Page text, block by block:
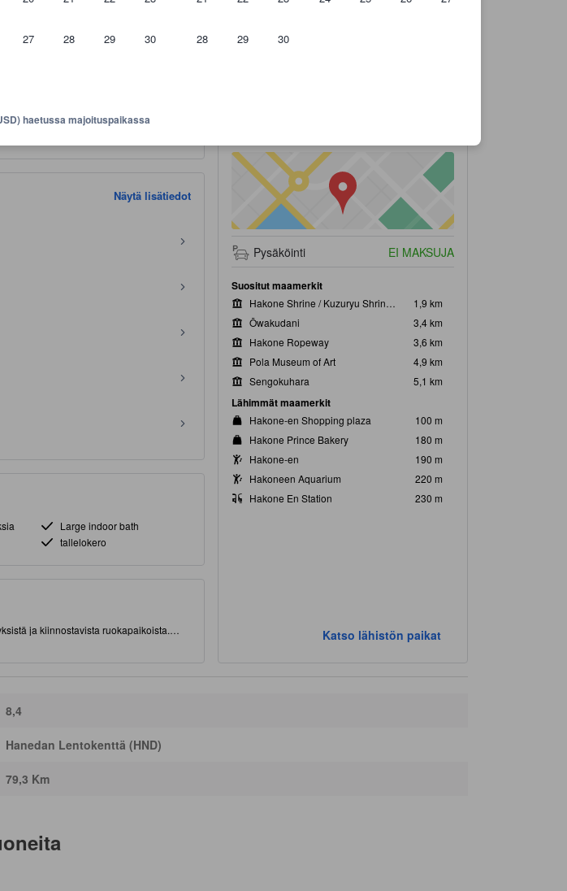
27 28 29 30 28 29 30
haetussa majoituspaikassa
250-0592
Näytä lisätiedot
Large indoor bath
tallelokero
ja kiinnostavista ruokapaikoista.
Pysäköinti EI MAKSUJA
Suositut maamerkit
Hakone Shrine / Kuzuryu Shrine Singu
1,9 km
Ōwakudani
3,4 km
Hakone Ropeway
3,6 km
Pola Museum of Art
4,9 km
Sengokuhara
5,1 km
Lähimmät maamerkit
Hakone-en Shopping plaza
100 m
Hakone Prince Bakery
180 m
Hakone-en
190 m
Hakoneen Aquarium
220 m
Hakone En Station
230 m
Katso lähistön paikat
8,4
Hanedan Lentokenttä (HND)
79,3 Km